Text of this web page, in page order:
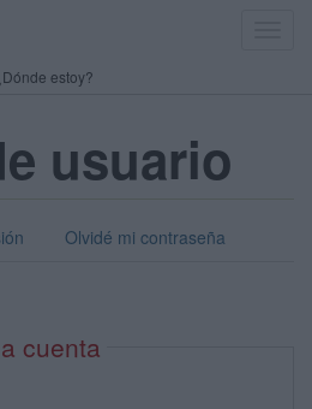
estoy?
usuario
Olvidé mi contraseña
cuenta